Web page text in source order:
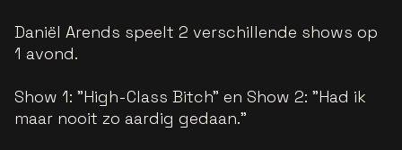
Daniël Arends speelt 2 verschillende shows op
1 avond.
Show 1: "High-Class Bitch" en Show 2: "Had ik
maar nooit zo aardig gedaan."